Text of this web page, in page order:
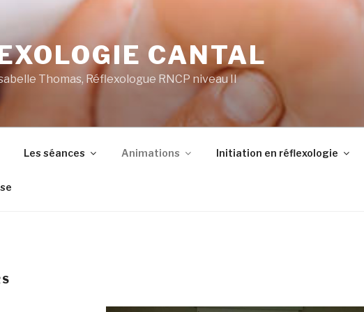
CANTAL
Thomas, Réflexologue RNCP niveau II
Les séances Animations Initiation en réflexologie